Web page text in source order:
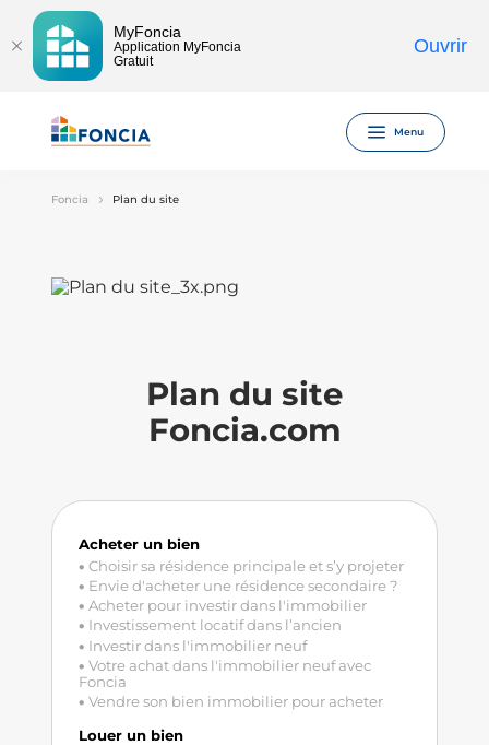
MyFoncia
Application MyFoncia
Gratuit
Ouvrir
Menu
Foncia Plan du site
Plan du site
Foncia.com
Acheter un bien
Choisir sa résidence principale et s’y projeter
Envie d'acheter une résidence secondaire ?
Acheter pour investir dans l'immobilier
Investissement locatif dans l’ancien
Investir dans l'immobilier neuf
Votre achat dans l'immobilier neuf avec
Foncia
Vendre son bien immobilier pour acheter
Louer un bien